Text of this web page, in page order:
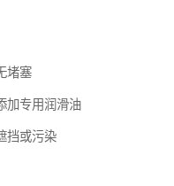
堵塞
加专用润滑油
挡或污染